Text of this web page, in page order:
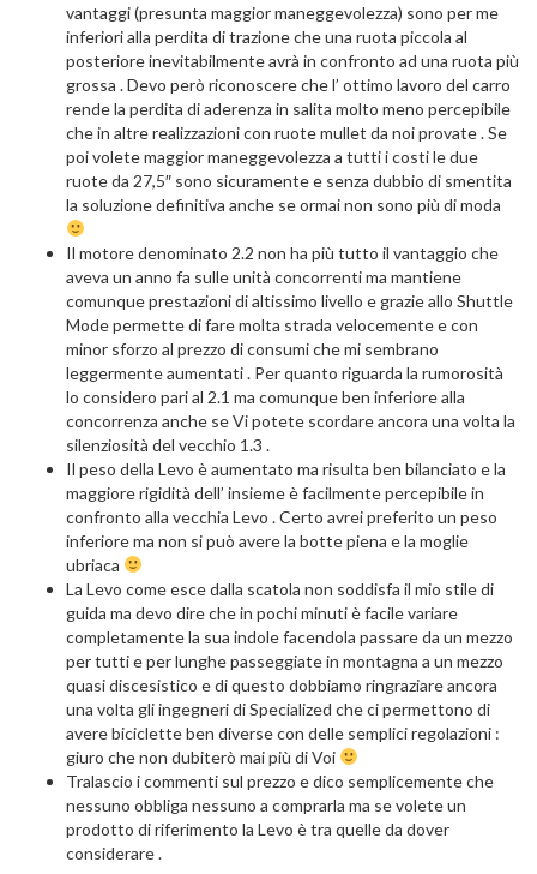
vantaggi (presunta maggior maneggevolezza) sono per me
inferiori alla perdita di trazione che una ruota piccola al
posteriore inevitabilmente avrà in confronto ad una ruota più
grossa . Devo però riconoscere che l’ ottimo lavoro del carro
rende la perdita di aderenza in salita molto meno percepibile
che in altre realizzazioni con ruote mullet da noi provate . Se
poi volete maggior maneggevolezza a tutti i costi le due
ruote da 27,5″ sono sicuramente e senza dubbio di smentita
la soluzione definitiva anche se ormai non sono più di moda
Il motore denominato 2.2 non ha più tutto il vantaggio che
aveva un anno fa sulle unità concorrenti ma mantiene
comunque prestazioni di altissimo livello e grazie allo Shuttle
Mode permette di fare molta strada velocemente e con
minor sforzo al prezzo di consumi che mi sembrano
leggermente aumentati . Per quanto riguarda la rumorosità
lo considero pari al 2.1 ma comunque ben inferiore alla
concorrenza anche se Vi potete scordare ancora una volta la
silenziosità del vecchio 1.3 .
Il peso della Levo è aumentato ma risulta ben bilanciato e la
maggiore rigidità dell’ insieme è facilmente percepibile in
confronto alla vecchia Levo . Certo avrei preferito un peso
inferiore ma non si può avere la botte piena e la moglie
ubriaca
La Levo come esce dalla scatola non soddisfa il mio stile di
guida ma devo dire che in pochi minuti è facile variare
completamente la sua indole facendola passare da un mezzo
per tutti e per lunghe passeggiate in montagna a un mezzo
quasi discesistico e di questo dobbiamo ringraziare ancora
una volta gli ingegneri di Specialized che ci permettono di
avere biciclette ben diverse con delle semplici regolazioni :
giuro che non dubiterò mai più di Voi
Tralascio i commenti sul prezzo e dico semplicemente che
nessuno obbliga nessuno a comprarla ma se volete un
prodotto di riferimento la Levo è tra quelle da dover
considerare .